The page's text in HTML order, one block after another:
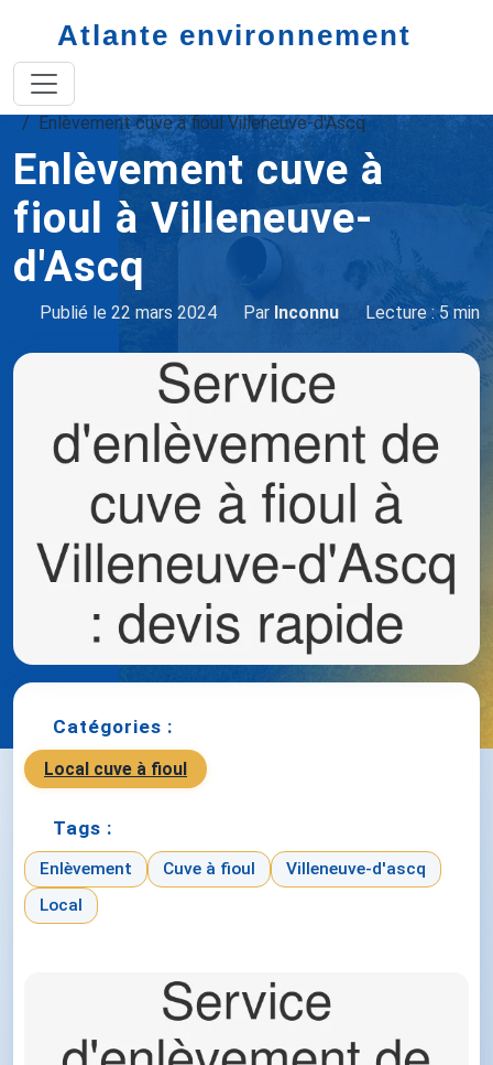
Atlante environnement
Accueil
Enlèvement cuve à fioul Villeneuve-d'Ascq
Enlèvement cuve à
fioul à Villeneuve-
d'Ascq
Publié le 22 mars 2024 Par Inconnu Lecture : 5 min
Catégories :
Local cuve à fioul
Tags :
Enlèvement Cuve à fioul
Villeneuve-d'ascq
Local